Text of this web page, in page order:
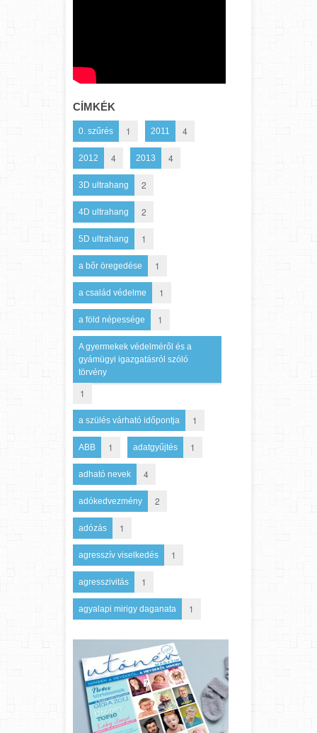
CÍMKÉK
0. szűrés 1 2011 4
2012 4 2013 4
3D ultrahang 2
4D ultrahang 2
5D ultrahang 1
a bőr öregedése 1
a család védelme 1
a föld népessége 1
A gyermekek védelméről és a
gyámügyi igazgatásról szóló
törvény
1
a szülés várható időpontja 1
ABB 1 adatgyűjtés 1
adható nevek 4
adókedvezmény 2
adózás 1
agresszív viselkedés 1
agresszivitás 1
agyalapi mirigy daganata 1